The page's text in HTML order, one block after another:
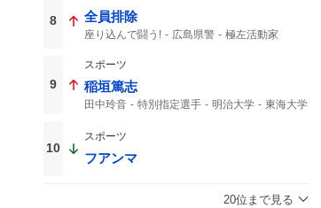
8 全員排除
座り込んで闘う! 広島県警
極左活動家
9
スポーツ
稲垣篤志
田中玲音 特別指定選手 明治大学
東海大学
10
スポーツ
フアンマ
20位まで見る